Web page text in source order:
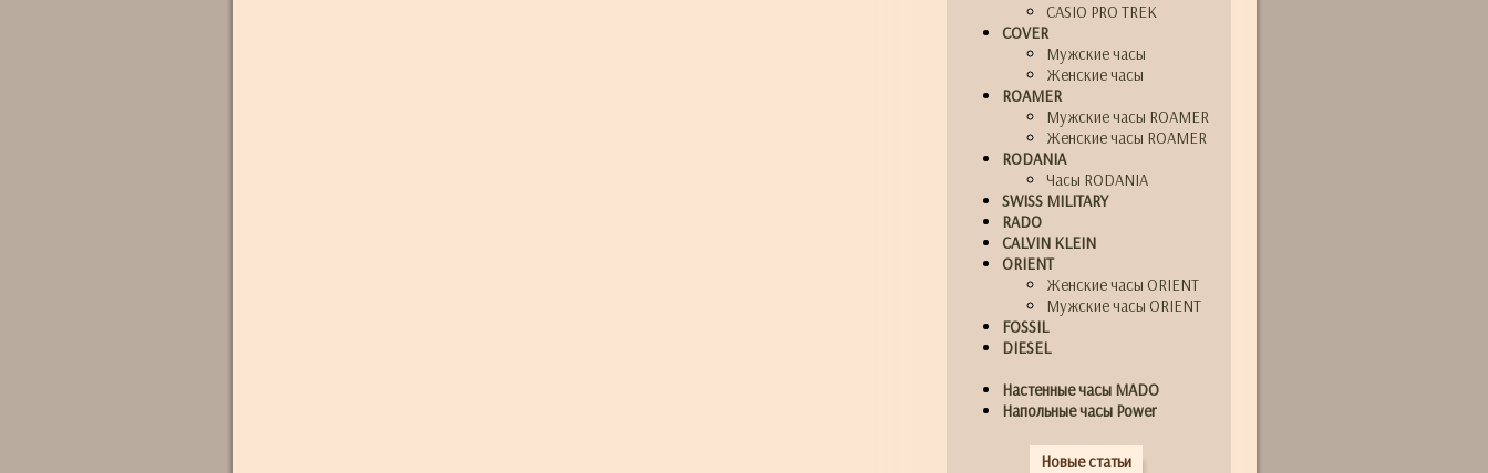
CASIO PRO TREK
COVER
Мужские часы
Женские часы
ROAMER
Мужские часы ROAMER
Женские часы ROAMER
RODANIA
Часы RODANIA
SWISS MILITARY
RADO
CALVIN KLEIN
ORIENT
Женские часы ORIENT
Мужские часы ORIENT
FOSSIL
DIESEL
Настенные часы MADO
Напольные часы Power
Новые статьи